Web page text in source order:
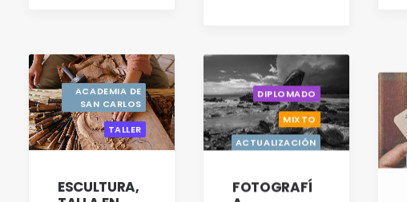
ACADEMIA DE
SAN CARLOS
TALLER
ESCULTURA,
DIPLOMADO
MIXTO
ACTUALIZACIÓN
CON OPCIÓN A
GESTIÓN
FOTOGRAFÍ